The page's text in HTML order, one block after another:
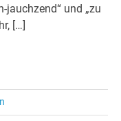
und „zu
[…]